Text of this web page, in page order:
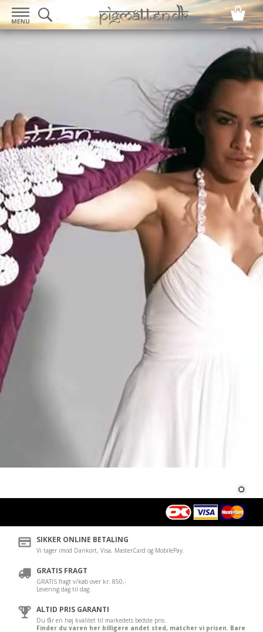
SIKKER ONLINE BETALING
Vi tager imod Dankort, Visa, MasterCard og MobilePay.
GRATIS FRAGT
GRATIS fragt v/køb over kr. 850,-
Levering dag til dag.
ALTID PRIS GARANTI
Du får en høj kvalitet til markedets bedste pris.
Finder du varen her billigere andet sted, matcher vi prisen. Bare